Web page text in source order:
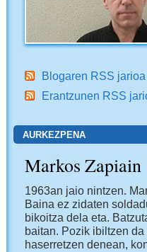
Blogaren RSS jarioa
Erantzunen RSS
AURKEZPENA
Markos Zapiain
1963an jaio nintzen.
Baina ez zidaten
bikoitza dela eta.
baitan. Pozik ibiltzen
haserretzen denean,